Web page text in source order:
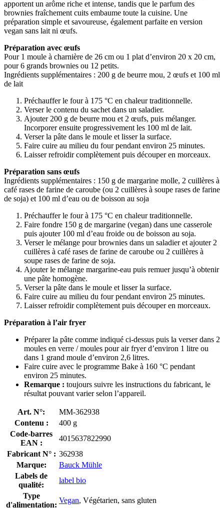
apportent un arôme riche et intense, tandis que le parfum des
brownies fraîchement cuits embaume toute la cuisine. Une
préparation simple et savoureuse, également parfaite en version
vegan sans lait ni œufs.
Préparation avec œufs
Pour 1 moule à charnière de 26 cm ou 1 plat d’environ 20 x 20 cm,
pour 6 grands brownies ou 12 petits.
Ingrédients supplémentaires : 200 g de beurre mou, 2 œufs et 100 ml
de lait
Préchauffer le four à 175 °C en chaleur traditionnelle.
Verser le contenu du sachet dans un saladier.
Ajouter 200 g de beurre mou et 2 œufs, puis mélanger.
Incorporer ensuite progressivement les 100 ml de lait.
Verser la pâte dans le moule et lisser la surface.
Faire cuire au milieu du four pendant environ 25 minutes.
Laisser refroidir complètement puis découper en morceaux.
Préparation sans œufs
Ingrédients supplémentaires : 150 g de margarine molle, 2 cuillères à
café rases de farine de caroube (ou 2 cuillères à soupe rases de farine
de soja) et 100 ml d’eau ou de boisson au soja
Préchauffer le four à 175 °C en chaleur traditionnelle.
Faire fondre 150 g de margarine (vegan) dans une casserole
puis ajouter 100 ml d’eau froide ou de boisson au soja.
Verser le mélange pour brownies dans un saladier et ajouter 2
cuillères à café rases de farine de caroube ou 2 cuillères à
soupe rases de farine de soja.
Ajouter le mélange margarine-eau puis remuer jusqu’à obtenir
une pâte homogène.
Verser la pâte dans le moule et lisser la surface.
Faire cuire au milieu du four pendant environ 25 minutes.
Laisser refroidir complètement puis découper en morceaux.
Préparation à l’air fryer
Préparer la pâte comme indiqué ci-dessus puis la verser dans 2
moules en verre / moules pour air fryer d’environ 1 litre ou
dans 1 grand moule d’environ 2,6 litres.
Faire cuire avec le programme Bake à 160 °C pendant
environ 25 minutes.
Remarque : toujours suivre les instructions du fabricant, le
résultat pouvant varier selon l’appareil.
Art. N°:
MM-362938
Contenu :
400 g
Code-barres
EAN :
4015637822990
Fabricant N° : 362938
Marque:
Bauck Mühle
Labels de
qualité:
label bio
Type
d'alimentation:
Vegan, Végétarien, sans gluten